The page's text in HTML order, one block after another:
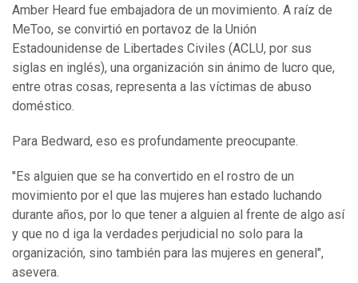
Amber Heard fue embajadora de un movimiento. A raíz de
MeToo, se convirtió en portavoz de la Unión
Estadounidense de Libertades Civiles (ACLU, por sus
siglas en inglés), una organización sin ánimo de lucro que,
entre otras cosas, representa a las víctimas de abuso
doméstico.
Para Bedward, eso es profundamente preocupante.
"Es alguien que se ha convertido en el rostro de un
movimiento por el que las mujeres han estado luchando
durante años, por lo que tener a alguien al frente de algo así
y que no d iga la verdades perjudicial no solo para la
organización, sino también para las mujeres en general",
asevera.